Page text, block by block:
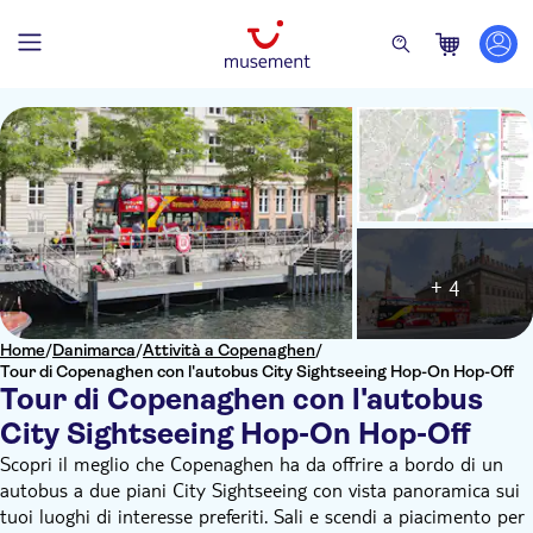
Home/Danimarca/Attività a Copenaghen/
Tour di Copenaghen con l'autobus City Sightseeing Hop-On Hop-Off
Tour di Copenaghen con l'autobus
City Sightseeing Hop-On Hop-Off
+ 4
Scopri il meglio che Copenaghen ha da offrire a bordo di un
autobus a due piani City Sightseeing con vista panoramica sui
tuoi luoghi di interesse preferiti. Sali e scendi a piacimento per